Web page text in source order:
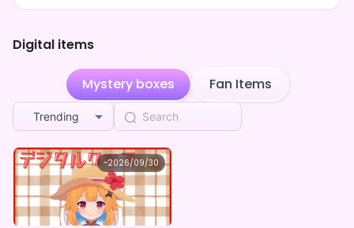
Digital items
Mystery boxes Fan Items
Trending
~2026/09/30
ぬー
ぬー ×Vガスト開店！
Lowest price
¥1,100 Purchase Here
**** shared ぬー's page 4d ago
**** shared ぬー's page
**** shared ぬー's page
**** shared ぬー's page
雀丸purchased theぬー ×Vガスト開店！
雀丸purchased theぬー ×Vガスト開店！
雀丸purchased theぬー ×Vガスト開店！